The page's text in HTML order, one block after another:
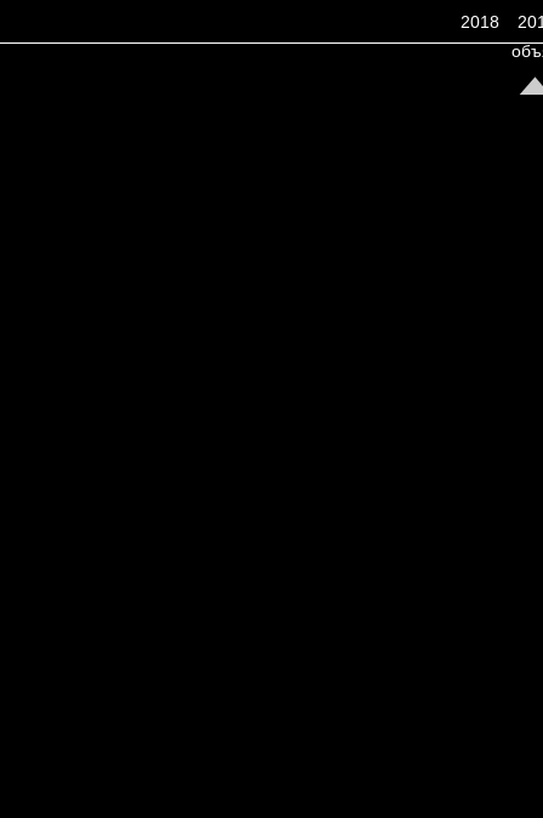
2018